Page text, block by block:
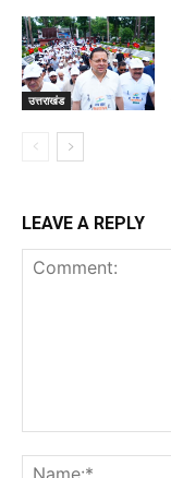
उत्तराखंड
LEAVE A REPLY